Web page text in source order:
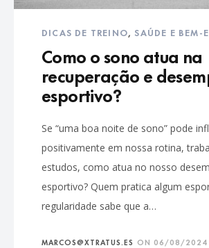
DICAS DE TREINO, SAÚDE E BEM-
Como o sono atua na
recuperação e
esportivo?
Se “uma boa noite de sono” pode
positivamente em nossa rotina,
estudos, como atua no nosso
esportivo? Quem pratica algum
regularidade sabe que a…
MARCOS@XTRATUS.ES ON 06/08/2024